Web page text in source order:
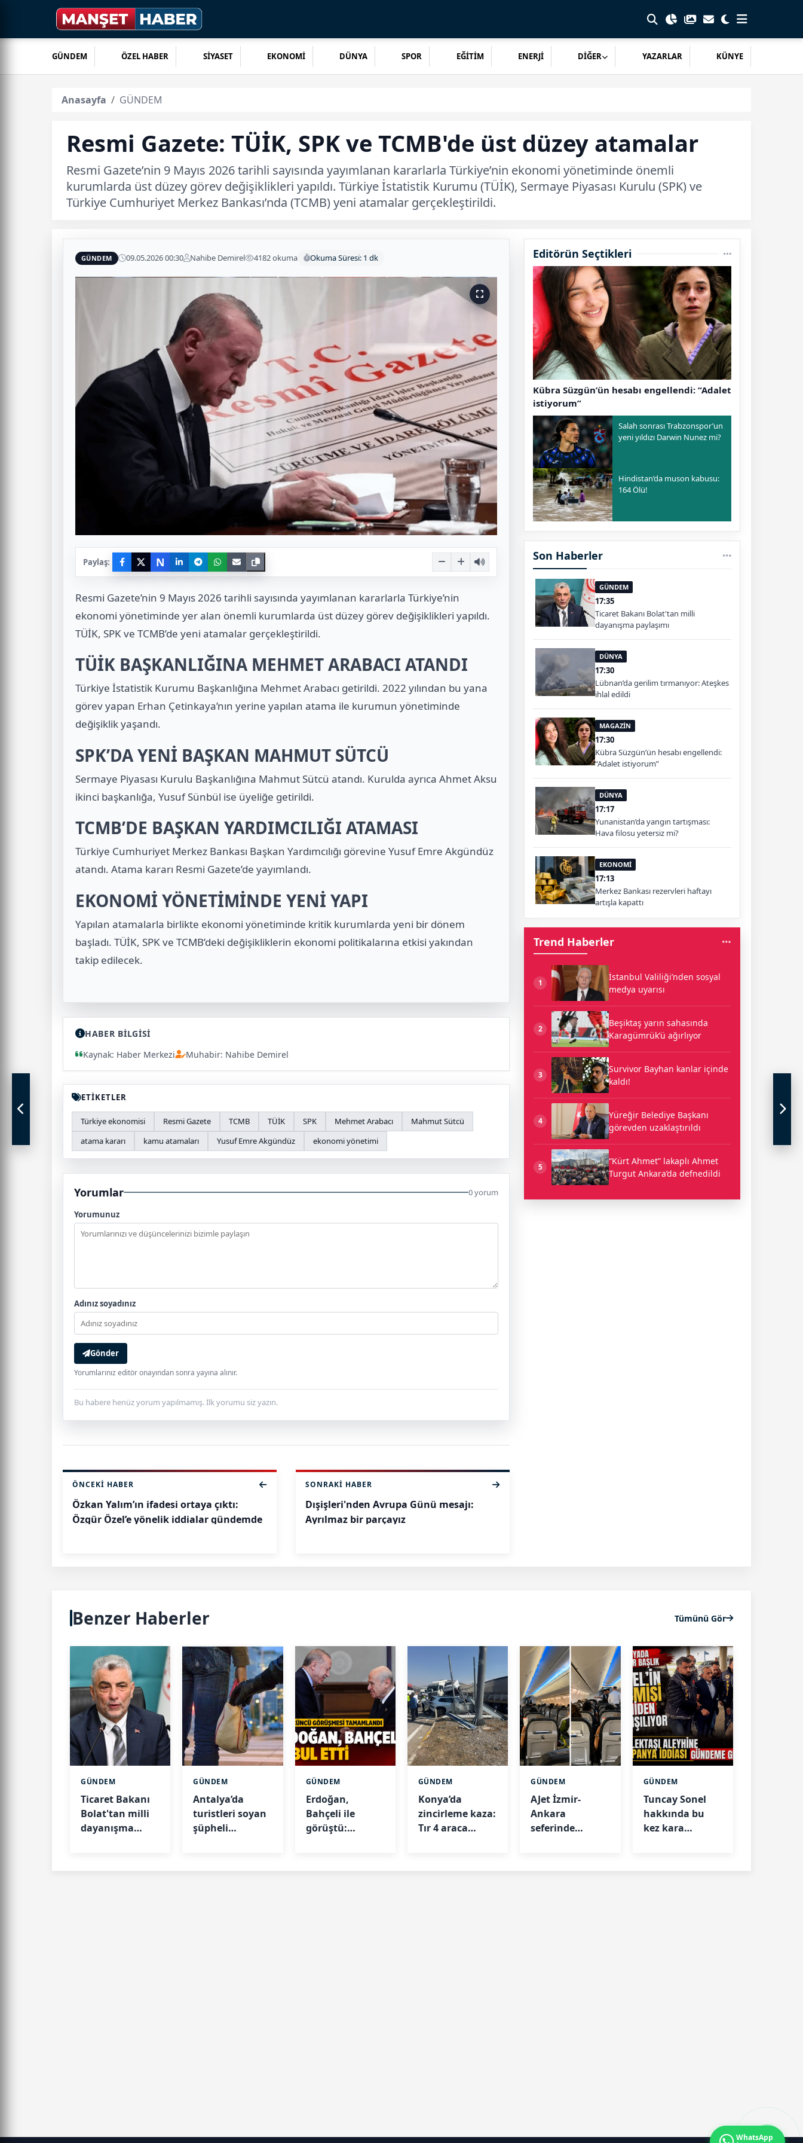
GÜNDEM ÖZEL HABER SİYASET EKONOMİ DÜNYA SPOR EĞİTİM ENERJİ DİĞER YAZARLAR KÜNYE
Anasayfa GÜNDEM
Resmi Gazete: TÜİK, SPK ve TCMB'de üst düzey atamalar
Resmi Gazete’nin 9 Mayıs 2026 tarihli sayısında yayımlanan kararlarla Türkiye’nin ekonomi yönetiminde önemli
kurumlarda üst düzey görev değişiklikleri yapıldı. Türkiye İstatistik Kurumu (TÜİK), Sermaye Piyasası Kurulu (SPK) ve
Türkiye Cumhuriyet Merkez Bankası’nda (TCMB) yeni atamalar gerçekleştirildi.
GÜNDEM 09.05.2026 00:30 Nahibe Demirel 4182 okuma Okuma Süresi: 1 dk
Paylaş: N
Resmi Gazete’nin 9 Mayıs 2026 tarihli sayısında yayımlanan kararlarla Türkiye’nin
ekonomi yönetiminde yer alan önemli kurumlarda üst düzey görev değişiklikleri yapıldı.
TÜİK, SPK ve TCMB’de yeni atamalar gerçekleştirildi.
TÜİK BAŞKANLIĞINA MEHMET ARABACI ATANDI
Türkiye İstatistik Kurumu Başkanlığına Mehmet Arabacı getirildi. 2022 yılından bu yana
görev yapan Erhan Çetinkaya’nın yerine yapılan atama ile kurumun yönetiminde
değişiklik yaşandı.
SPK’DA YENİ BAŞKAN MAHMUT SÜTCÜ
Sermaye Piyasası Kurulu Başkanlığına Mahmut Sütcü atandı. Kurulda ayrıca Ahmet Aksu
ikinci başkanlığa, Yusuf Sünbül ise üyeliğe getirildi.
TCMB’DE BAŞKAN YARDIMCILIĞI ATAMASI
Türkiye Cumhuriyet Merkez Bankası Başkan Yardımcılığı görevine Yusuf Emre Akgündüz
atandı. Atama kararı Resmi Gazete’de yayımlandı.
EKONOMİ YÖNETİMİNDE YENİ YAPI
Yapılan atamalarla birlikte ekonomi yönetiminde kritik kurumlarda yeni bir dönem
başladı. TÜİK, SPK ve TCMB’deki değişikliklerin ekonomi politikalarına etkisi yakından
takip edilecek.
HABER BİLGİSİ
Kaynak: Haber Merkezi
Muhabir: Nahibe Demirel
ETİKETLER
Türkiye ekonomisi Resmi Gazete TCMB TÜİK SPK Mehmet Arabacı
Mahmut Sütcü
atama kararı
kamu atamaları Yusuf Emre Akgündüz ekonomi yönetimi
Yorumlar 0 yorum
Yorumunuz
Adınız soyadınız
Gönder
Yorumlarınız editör onayından sonra yayına alınır.
Bu habere henüz yorum yapılmamış. İlk yorumu siz yazın.
ÖNCEKI HABER
Özkan Yalım’ın ifadesi ortaya çıktı:
Özgür Özel’e yönelik iddialar gündemde
SONRAKI HABER
Dışişleri'nden Avrupa Günü mesajı:
Ayrılmaz bir parçayız
Editörün Seçtikleri
Kübra Süzgün’ün hesabı engellendi: “Adalet
istiyorum”
Salah sonrası Trabzonspor’un
yeni yıldızı Darwin Nunez mi?
Hindistan’da muson kabusu:
164 Ölü!
Son Haberler
GÜNDEM
17:35
Ticaret Bakanı Bolat'tan milli
dayanışma paylaşımı
DÜNYA
17:30
Lübnan’da gerilim tırmanıyor: Ateşkes
ihlal edildi
MAGAZİN
17:30
Kübra Süzgün’ün hesabı engellendi:
“Adalet istiyorum”
DÜNYA
17:17
Yunanistan’da yangın tartışması:
Hava filosu yetersiz mi?
EKONOMİ
17:13
Merkez Bankası rezervleri haftayı
artışla kapattı
Trend Haberler
1
İstanbul Valiliği’nden sosyal
medya uyarısı
2
Beşiktaş yarın sahasında
Karagümrük’ü ağırlıyor
3
Survivor Bayhan kanlar içinde
kaldı!
4
Yüreğir Belediye Başkanı
görevden uzaklaştırıldı
5
“Kürt Ahmet” lakaplı Ahmet
Turgut Ankara’da defnedildi
Benzer Haberler Tümünü Gör
GÜNDEM
Ticaret Bakanı
Bolat'tan milli
dayanışma
GÜNDEM
Antalya’da
turistleri soyan
şüpheli
GÜNDEM
Erdoğan,
Bahçeli ile
görüştü:
GÜNDEM
Konya’da
zincirleme kaza:
Tır 4 araca
GÜNDEM
AJet İzmir-
Ankara
seferinde
GÜNDEM
Tuncay Sonel
hakkında bu
kez kara
WhatsApp